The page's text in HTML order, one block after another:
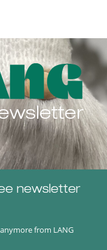
newsletter
from LANG